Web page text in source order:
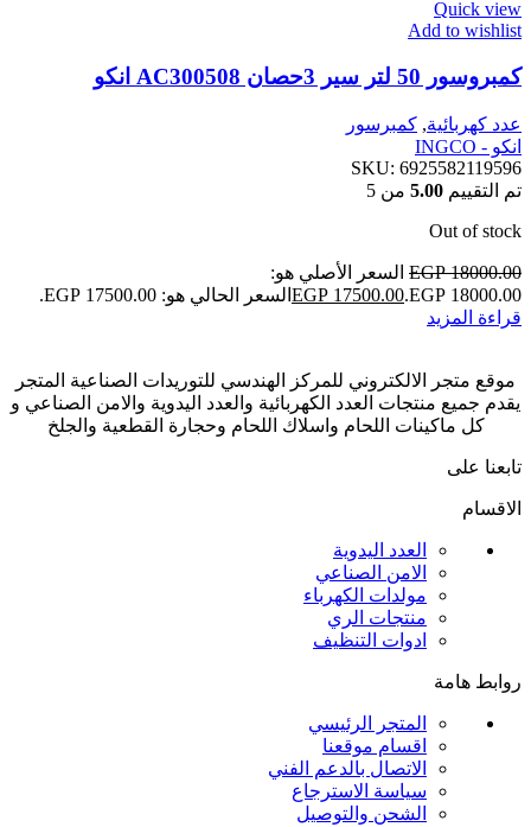
Quick view
Add to wishlist
كمبروسور 50 لتر سير 3حصان AC300508 انكو
عدد كهربائية, كمبرسور
انكو - INGCO
SKU: 6925582119596
تم التقييم 5.00 من 5
Out of stock
EGP18000.00
السعر الأصلي هو:
EGP 18000.00.
EGP 17500.00
السعر الحالي هو: EGP 17500.00.
قراءة المزيد
موقع متجر الالكتروني للمركز الهندسي للتوريدات الصناعية المتجر
يقدم جميع منتجات العدد الكهربائية والعدد اليدوية والامن الصناعي و
كل ماكينات اللحام واسلاك اللحام وحجارة القطعية والجلخ
تابعنا على
الاقسام
العدد اليدوية
الامن الصناعي
مولدات الكهرباء
منتجات الري
ادوات التنظيف
روابط هامة
المتجر الرئيسي
اقسام موقعنا
الاتصال بالدعم الفني
سياسة الاسترجاع
الشحن والتوصيل